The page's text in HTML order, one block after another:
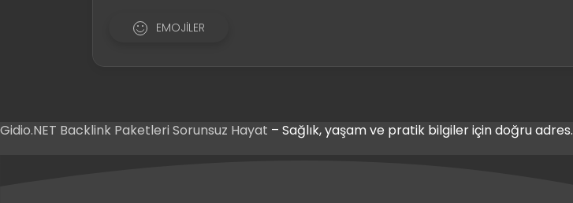
EMOJILER
Gidio.NET Backlink Paketleri Sorunsuz Hayat – Sağlık, yaşam ve pratik bilgiler için doğru adres.